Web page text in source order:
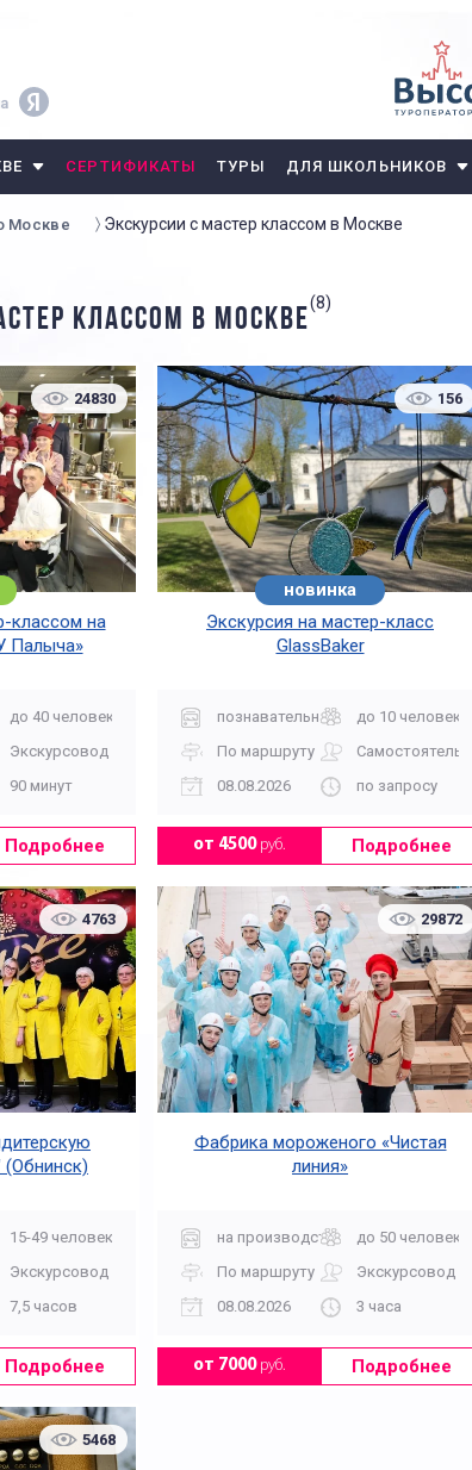
СЕРТИФИКАТЫ ТУРЫ ДЛЯ ШКОЛЬНИКОВ
Москве Экскурсии с мастер классом в Москве
КЛАССОМ В МОСКВЕ
(8)
24830
классом на
Палыча»
до 40 человек
Экскурсовод
90 минут
Подробнее
156
новинка
Экскурсия на мастер-класс
GlassBaker
познавательная
до 10 человек
По маршруту
Самостоятельно
08.08.2026
по запросу
от 4500руб. Подробнее
4763
мастер-класс
15-49 человек
Экскурсовод
7,5 часов
Подробнее
29872
Фабрика мороженого «Чистая
линия»
на производство
до 50 человек
По маршруту
Экскурсовод
08.08.2026
3 часа
от 7000руб. Подробнее
5468